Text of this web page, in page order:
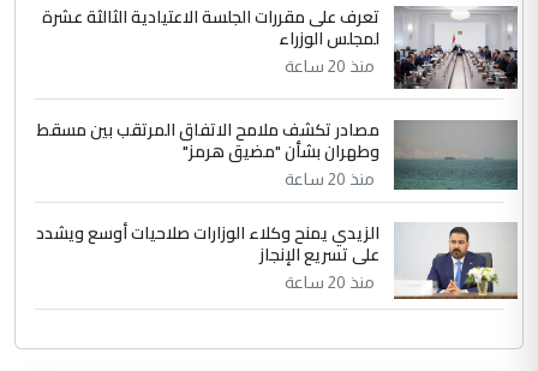
تعرف على مقررات الجلسة الاعتيادية الثالثة عشرة
لمجلس الوزراء
منذ 20 ساعة
مصادر تكشف ملامح الاتفاق المرتقب بين مسقط
وطهران بشأن "مضيق هرمز"
منذ 20 ساعة
الزيدي يمنح وكلاء الوزارات صلاحيات أوسع ويشدد
على تسريع الإنجاز
منذ 20 ساعة